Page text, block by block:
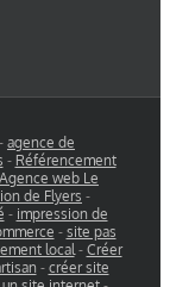
- agence de
- Référencement
Agence web Le
de Flyers -
- impression de
- site pas
local - Créer
- créer site